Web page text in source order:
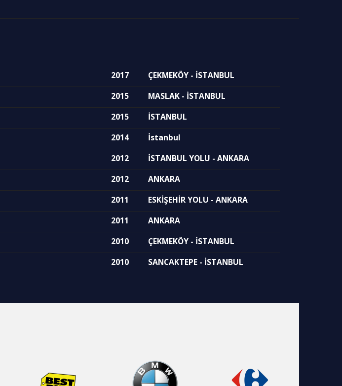
2017 ÇEKMEKÖY - İSTANBUL
2015 MASLAK - İSTANBUL
2015 İSTANBUL
2014 İstanbul
2012 İSTANBUL YOLU - ANKARA
2012 ANKARA
2011 ESKİŞEHİR YOLU - ANKARA
2011 ANKARA
2010 ÇEKMEKÖY - İSTANBUL
2010 SANCAKTEPE - İSTANBUL